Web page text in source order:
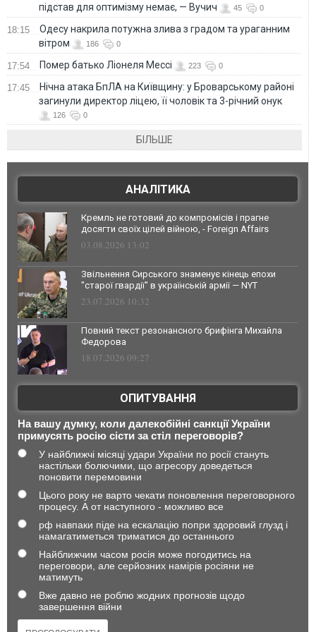
підстав для оптимізму немає, — Вучич 45 0
18:15
Одесу накрила потужна злива з градом та ураганним
вітром
186 0
17:54 Помер батько Ліонеля Мессі 223 0
17:45
Нічна атака БпЛА на Київщину: у Броварському районі
загинули директор ліцею, її чоловік та 3-річний онук
126 0
БІЛЬШЕ
АНАЛІТИКА
Кремль не готовий до компромісів і прагне
досягти своїх цілей війною, - Foreign Affairs
03.08.2026 13:02
Звільнення Сирського знаменує кінець епохи
"старої гвардії" в українській армії — NYT
23.07.2026 10:32
Повний текст резонансного брифінга Михайла
Федорова
18.07.2026 09:27
ОПИТУВАННЯ
На вашу думку, коли далекобійні санкції України
примусять росію сісти за стіл переговорів?
У найближчі місяці удари України по росії стануть
настільки болючими, що агресору доведеться
поновити перемовини
Цього року не варто чекати поновлення переговорного
процесу. А от наступного - можливо все
рф навпаки піде на ескалацію попри здоровий глузд і
намагатиметься триматися до останнього
Найближчим часом росія може погодитись на
переговори, але серйозних намірів росіяни не
матимуть
Вже давно не роблю жодних прогнозів щодо
завершення війни